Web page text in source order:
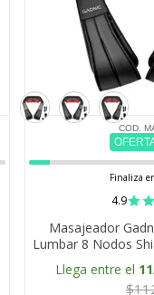
COD.
Finaliza
4.9
Masajeador
Lumbar 8 Nodos
Alivio
Llega entre el